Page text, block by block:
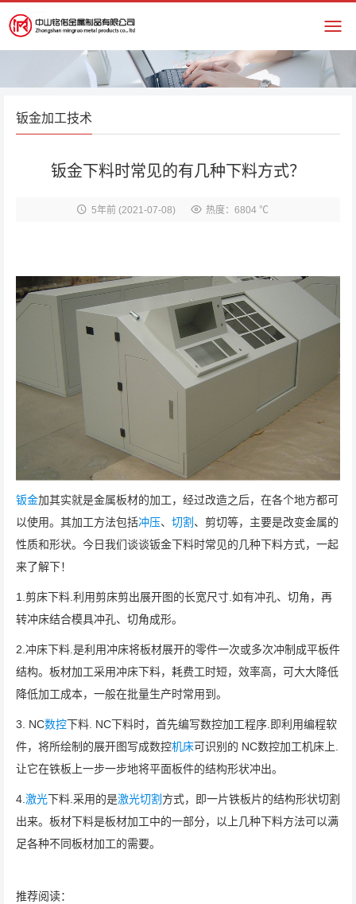
钣金加工技术
钣金下料时常见的有几种下料方式？
5年前(2021-07-08) 热度：6804 ℃
钣金加其实就是金属板材的加工，经过改造之后，在各个地方都可
以使用。其加工方法包括冲压、 切割 、剪切等，主要是改变金属的
性质和形状。今日我们谈谈钣金下料时常见的几种下料方式，一起
来了解下！
1.剪床下料.利用剪床剪出展开图的长宽尺寸.如有冲孔、切角，再
转冲床结合模具冲孔、切角成形。
2.冲床下料.是利用冲床将板材展开的零件一次或多次冲制成平板件
结构。板材加工采用冲床下料，耗费工时短，效率高，可大大降低
降低加工成本，一般在批量生产时常用到。
3. NC数控下料. NC下料时，首先编写数控加工程序.即利用编程软
件，将所绘制的展开图写成数控机床可识别的 NC数控加工机床上.
让它在铁板上一步一步地将平面板件的结构形状冲出。
4.激光下料.采用的是激光切割 方式，即一片铁板片的结构形状切割
出来。板材下料是板材加工中的一部分，以上几种下料方法可以满
足各种不同板材加工的需要。
推荐阅读：